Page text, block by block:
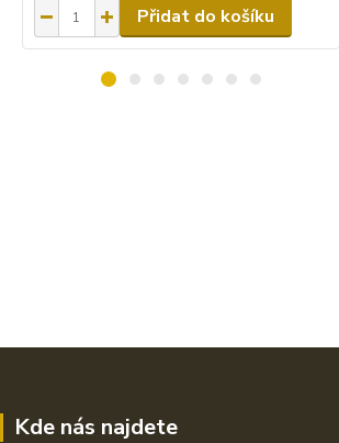
Přidat do košíku
Kde nás najdete